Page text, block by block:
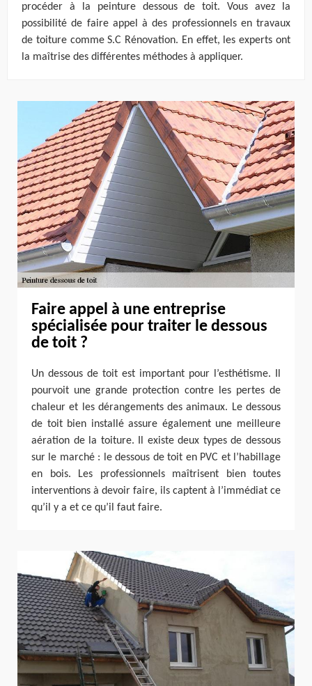
procéder à la peinture dessous de toit. Vous avez la
possibilité de faire appel à des professionnels en travaux
de toiture comme S.C Rénovation. En effet, les experts ont
la maîtrise des différentes méthodes à appliquer.
Faire appel à une entreprise
spécialisée pour traiter le dessous
de toit ?
Un dessous de toit est important pour l’esthétisme. Il
pourvoit une grande protection contre les pertes de
chaleur et les dérangements des animaux. Le dessous
de toit bien installé assure également une meilleure
aération de la toiture. Il existe deux types de dessous
sur le marché : le dessous de toit en PVC et l’habillage
en bois. Les professionnels maîtrisent bien toutes
interventions à devoir faire, ils captent à l’immédiat ce
qu’il y a et ce qu’il faut faire.